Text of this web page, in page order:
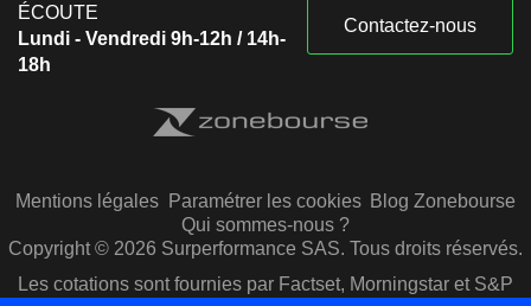
ÉCOUTE
Lundi - Vendredi 9h-12h / 14h-
18h
Contactez-nous
Mentions légales Paramétrer les cookies Blog Zonebourse
Qui sommes-nous ?
Copyright © 2026 Surperformance SAS. Tous droits réservés.
Les cotations sont fournies par Factset, Morningstar et S&P